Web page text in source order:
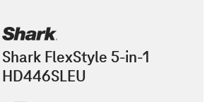
Shark FlexStyle 5-in-1
HD446SLEU